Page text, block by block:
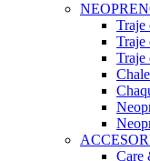
Traje
Traje
Traje
Care